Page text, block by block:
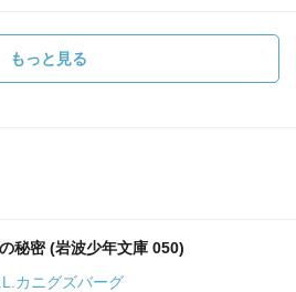
もっと見る
秘密 (岩波少年文庫 050)
カニグズバーグ